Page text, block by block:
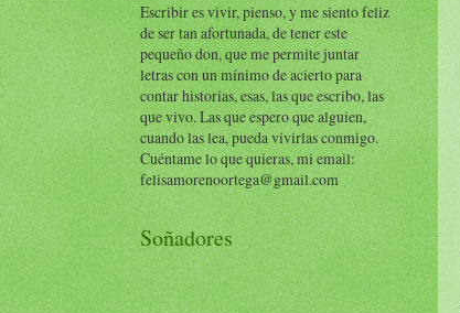
Escribir es vivir, pienso, y me siento feliz
de ser tan afortunada, de tener este
pequeño don, que me permite juntar
letras con un mínimo de acierto para
contar historias, esas, las que escribo, las
que vivo. Las que espero que alguien,
cuando las lea, pueda vivirlas conmigo.
Cuéntame lo que quieras, mi email:
felisamorenoortega@gmail.com
Soñadores